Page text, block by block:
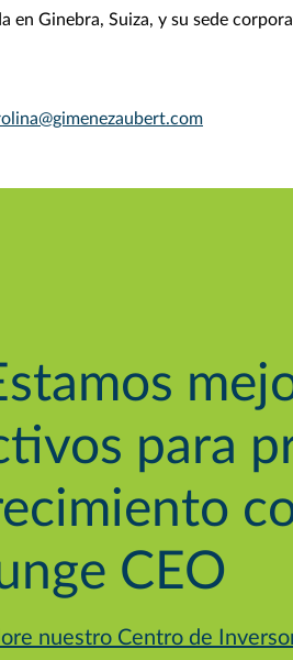
en Ginebra, Suiza, y su sede
para
CEO
nuestro Centro de